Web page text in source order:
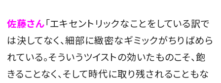
佐藤さん「エキセントリックなことをしている訳で
は決してなく、細部に緻密なギミックがちりばめら
れている。そういうツイストの効いたものこそ、飽
きることなく、そして時代に取り残されることもな